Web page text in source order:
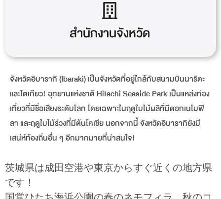
สำนักงานจังหวัด
จังหวัดอิบารากิ (Ibaraki) เป็นจังหวัดที่อยู่ใกล้กับสนามบินนาริตะ
และโตเกียว! อุทยานแห่งชาติ Hitachi Seaside Park เป็นแหล่งท่อง
เที่ยวที่มีชื่อเสียงระดับโลก โดยเฉพาะในฤดูใบไม้ผลิที่มีดอกเนโมฟิ
ลา และฤดูใบไม้ร่วงที่มีต้นโคเชีย นอกจากนี้ จังหวัดอิบารากิยังมี
เสน่ห์ท้องถิ่นอื่น ๆ อีกมากมายที่น่าสนใจ!
茨城県は成田空港や東京からすぐ近くの地方県
です！